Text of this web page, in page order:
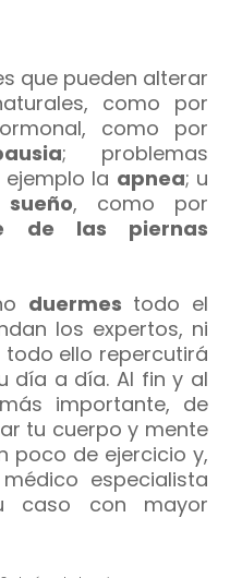
que pueden alterar
como por
como por
; problemas
la apnea; u
, como por
de las piernas
duermes todo el
los expertos, ni
ello repercutirá
día a día. Al fin y al
importante, de
tu cuerpo y mente
poco de ejercicio y,
especialista
caso con mayor